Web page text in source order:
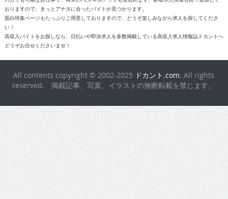
おりますので、きっとアナタに合ったバイトが見つかります。
面白特集ページもたっぷりご用意しておりますので、どうぞ楽しみながら求人を探してくださ
い！
高収入バイトをお探しなら、日払いや即決求人を多数掲載している高収入求人情報誌ドカントへ
どうぞお任せくださいませ！
All contents copyright © 2002-2025 ドカント.com. All rights
reserved. 掲載記事、写真、イラストの無断転載を禁じます。